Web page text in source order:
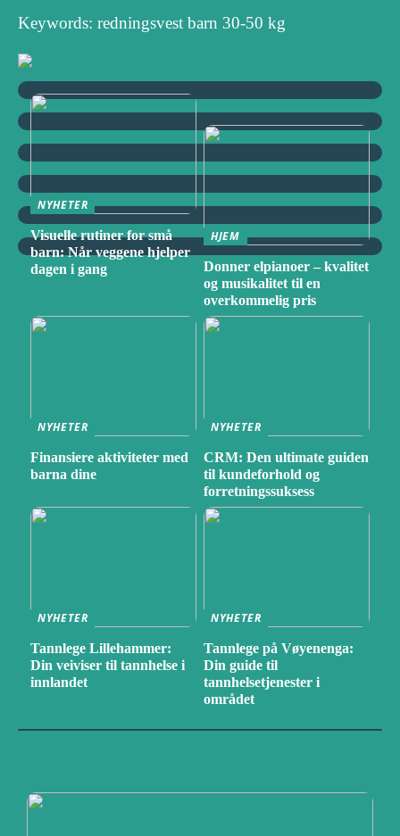
Keywords: redningsvest barn 30-50 kg
NYHETER
Visuelle rutiner for små
barn: Når veggene hjelper
dagen i gang
HJEM
Donner elpianoer – kvalitet
og musikalitet til en
overkommelig pris
NYHETER
Finansiere aktiviteter med
barna dine
NYHETER
CRM: Den ultimate guiden
til kundeforhold og
forretningssuksess
NYHETER
Tannlege Lillehammer:
Din veiviser til tannhelse i
innlandet
NYHETER
Tannlege på Vøyenenga:
Din guide til
tannhelsetjenester i
området